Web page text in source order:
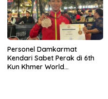
Personel Damkarmat
Kendari Sabet Perak di 6th
Kun Khmer World